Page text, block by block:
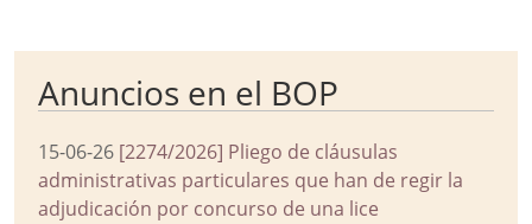
Anuncios en el BOP
15-06-26 [2274/2026] Pliego de cláusulas
administrativas particulares que han de regir la
adjudicación por concurso de una lice